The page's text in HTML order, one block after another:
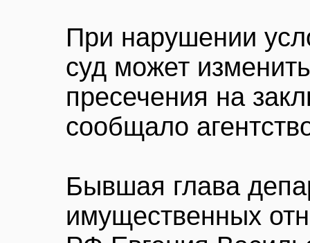
При нарушении
суд может
пресечения на
сообщало
Бывшая глава
имущественных